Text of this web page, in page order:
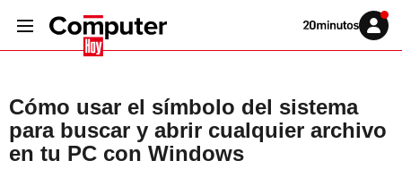
Volver
Iniciar
sesión
Cómo usar el símbolo del sistema
para buscar y abrir cualquier archivo
en tu PC con Windows